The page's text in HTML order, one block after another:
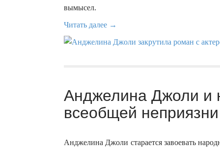
вымысел.
Читать далее →
Анджелина Джоли и
всеобщей
Анджелина Джоли старается завоевать